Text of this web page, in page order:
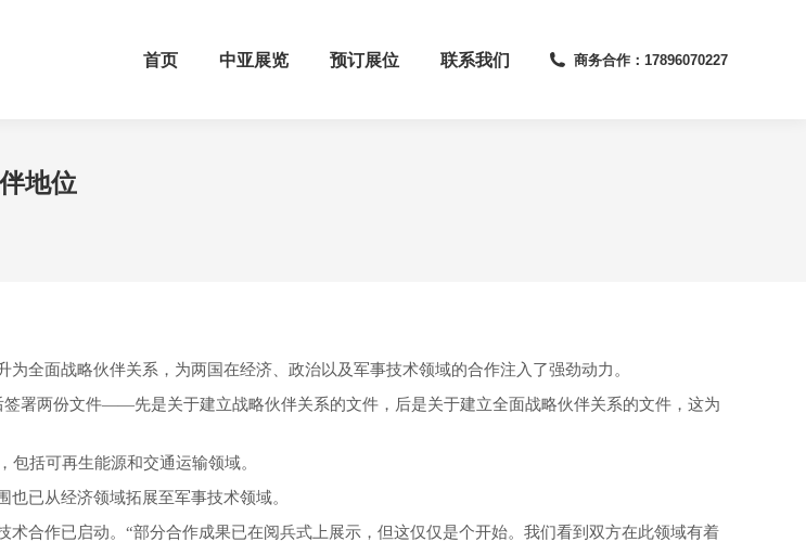
首页 中亚展览 预订展位 联系我们 商务合作：17896070227
地位
全面战略伙伴关系，为两国在经济、政治以及军事技术领域的合作注入了强劲动力。
署两份文件——先是关于建立战略伙伴关系的文件，后是关于建立全面战略伙伴关系的文件，这为
括可再生能源和交通运输领域。
已从经济领域拓展至军事技术领域。
合作已启动。“部分合作成果已在阅兵式上展示，但这仅仅是个开始。我们看到双方在此领域有着